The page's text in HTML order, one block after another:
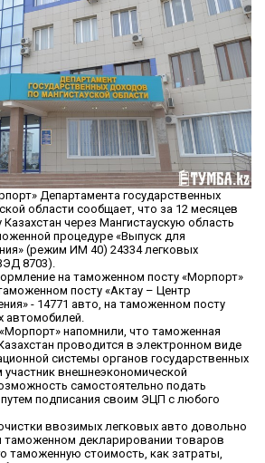
Департамента государственных
области сообщает, что за 12 месяцев
Казахстан через Мангистаускую область
процедуре «Выпуск для
(режим ИМ 40) 24334 легковых
8703).
на таможенном посту «Морпорт»
посту «Актау – Центр
- 14771 авто, на таможенном посту
автомобилей.
напомнили, что таможенная
проводится в электронном виде
системы органов государственных
участник внешнеэкономической
самостоятельно подать
подписания своим ЭЦП с любого
ввозимых легковых авто довольно
декларировании товаров
таможенную стоимость, как затраты,